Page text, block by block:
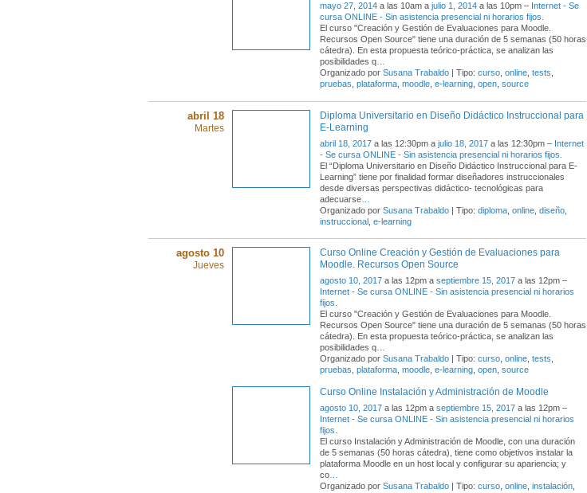
mayo 27, 2014 a las 10am a julio 1, 2014 a las 10pm – Internet - Se
cursa ONLINE - Sin asistencia presencial ni horarios fijos.
El curso "Creación y Gestión de Evaluaciones para Moodle.
Recursos Open Source" tiene una duración de 5 semanas (50 horas
cátedra). En esta propuesta teórico-práctica, se analizan las
posibilidades q
Organizado por Susana Trabaldo | Tipo: curso online tests
pruebas plataforma moodle e-learning open source
abril 18
Martes
Diploma Universitario en Diseño Didáctico Instruccional para
E-Learning
abril 18, 2017 a las 12:30pm a julio 18, 2017 a las 12:30pm – Internet
- Se cursa ONLINE - Sin asistencia presencial ni horarios fijos.
El “Diploma Universitario en Diseño Didáctico Instruccional para E-
Learning” tiene por finalidad formar diseñadores instruccionales
desde diversas perspectivas didáctico- tecnológicas para
adecuarse
Organizado por Susana Trabaldo | Tipo: diploma online diseño
instruccional e-learning
agosto 10
Jueves
Curso Online Creación y Gestión de Evaluaciones para
Moodle. Recursos Open Source
agosto 10, 2017 a las 12pm a septiembre 15, 2017 a las 12pm –
Internet - Se cursa ONLINE - Sin asistencia presencial ni horarios
fijos.
El curso "Creación y Gestión de Evaluaciones para Moodle.
Recursos Open Source" tiene una duración de 5 semanas (50 horas
cátedra). En esta propuesta teórico-práctica, se analizan las
posibilidades q
Organizado por Susana Trabaldo | Tipo: curso online tests
pruebas plataforma moodle e-learning open source
Curso Online Instalación y Administración de Moodle
agosto 10, 2017 a las 12pm a septiembre 15, 2017 a las 12pm –
Internet - Se cursa ONLINE - Sin asistencia presencial ni horarios
fijos.
El curso Instalación y Administración de Moodle, con una duración
de 5 semanas (50 horas cátedra), tiene como objetivos instalar la
plataforma Moodle en un host local y configurar su apariencia; y
co
Organizado por Susana Trabaldo | Tipo: curso online instalación